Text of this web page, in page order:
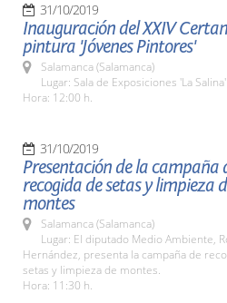
31/10/2019
Inauguración del XXIV
pintura 'Jóvenes Pintores'
Salamanca (Salamanca)
Lugar: Sala de Exposiciones 'La Salina'
Hora: 12:00 h.
31/10/2019
Presentación de la campaña
recogida de setas y limpieza
montes
Salamanca (Salamanca)
Lugar: El diputado Medio Ambiente,
Hernández, presenta la campaña de
setas y limpieza de montes.
Hora: 11:30 h.